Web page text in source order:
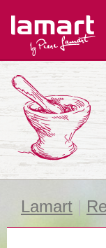
Lamart
Lamart